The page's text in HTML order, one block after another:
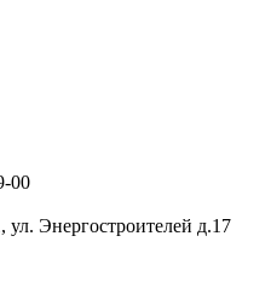
00
Энергостроителей д.17